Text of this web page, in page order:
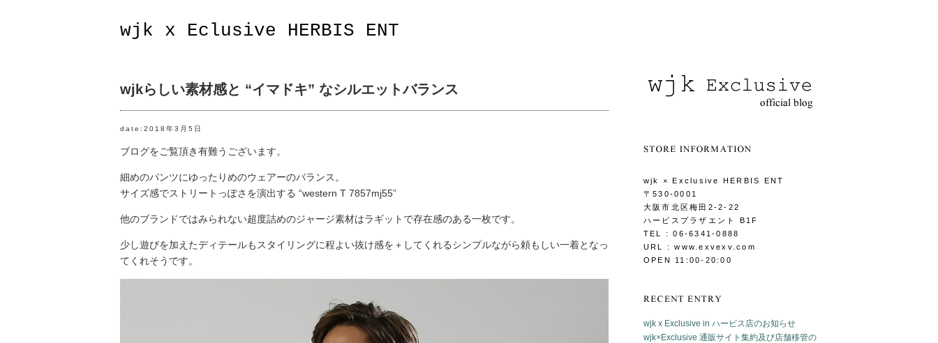
wjk x Eclusive HERBIS ENT
wjkらしい素材感と “イマドキ” なシルエットバランス
date:2018年3月5日
ブログをご覧頂き有難うございます。
細めのパンツにゆったりめのウェアーのバランス。
サイズ感でストリートっぽさを演出する “western T 7857mj55”
他のブランドではみられない超度詰めのジャージ素材はラギットで存在感のある一枚です。
少し遊びを加えたディテールもスタイリングに程よい抜け感を＋してくれるシンプルながら頼もしい一着となっ
てくれそうです。
wjk × Exclusive HERBIS ENT
〒530-0001
大阪市北区梅田2-2-22
ハービスプラザエント B1F
TEL : 06-6341-0888
URL : www.exvexv.com
OPEN 11:00-20:00
wjk x Exclusive in ハービス店のお知らせ
wjk×Exclusive 通販サイト集約及び店舗移管の